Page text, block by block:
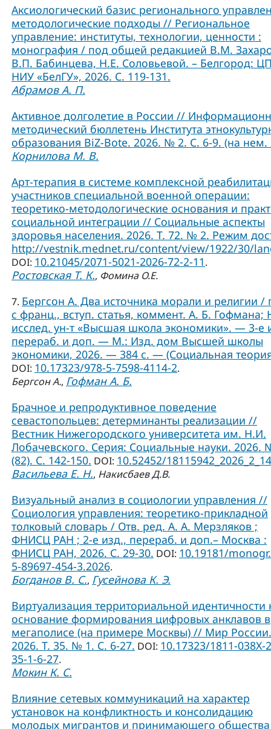
Аксиологический базис регионального
методологические подходы // Региональное
управление: институты, технологии, ценности :
монография / под общей редакцией В.М.
В.П. Бабинцева, Н.Е. Соловьевой. – Белгород:
НИУ «БелГУ», 2026. С. 119-131.
Абрамов А. П.
Активное долголетие в России //
методический бюллетень Института
образования BiZ-Bote. 2026. № 2. С. 6-9. (на нем.
Корнилова М. В.
Арт-терапия в системе комплексной
участников специальной военной операции:
теоретико-методологические основания и
социальной интеграции // Социальные аспекты
здоровья населения. 2026. Т. 72. № 2. Режим
http://vestnik.mednet.ru/content/view/1922/30/
DOI: 10.21045/2071-5021-2026-72-2-11.
Ростовская Т. К., Фомина О.Е.
7. Бергсон А. Два источника морали и религии /
с франц., вступ. статья, коммент. А. Б. Гофмана;
исслед. ун-т «Высшая школа экономики». — 3-е
перераб. и доп. — М.: Изд. дом Высшей школы
экономики, 2026. — 384 с. — (Социальная
DOI: 10.17323/978-5-7598-4114-2.
Бергсон А., Гофман А. Б.
Брачное и репродуктивное поведение
севастопольцев: детерминанты реализации //
Вестник Нижегородского университета им. Н.И.
Лобачевского. Серия: Социальные науки. 2026.
(82). С. 142-150. DOI: 10.52452/
Васильева Е. Н., Накисбаев Д.В.
Визуальный анализ в социологии управления //
Социология управления: теоретико-прикладной
толковый словарь / Отв. ред. А. А. Мерзляков ;
ФНИСЦ РАН ; 2-е изд., перераб. и доп.– Москва :
ФНИСЦ РАН, 2026. С. 29-30. DOI: 10.19181/
5-89697-454-3.2026.
Богданов В. С., Гусейнова К. Э.
Виртуализация территориальной идентичности
основание формирования цифровых анклавов в
мегаполисе (на примере Москвы) // Мир России.
2026. Т. 35. № 1. С. 6-27. DOI: 10.17323/1811-038Х-
35-1-6-27.
Мокин К. С.
Влияние сетевых коммуникаций на характер
установок на конфликтность и консолидацию
молодых мигрантов и принимающего